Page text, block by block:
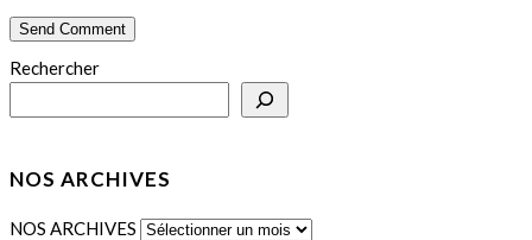
Rechercher
NOS ARCHIVES
NOS ARCHIVES